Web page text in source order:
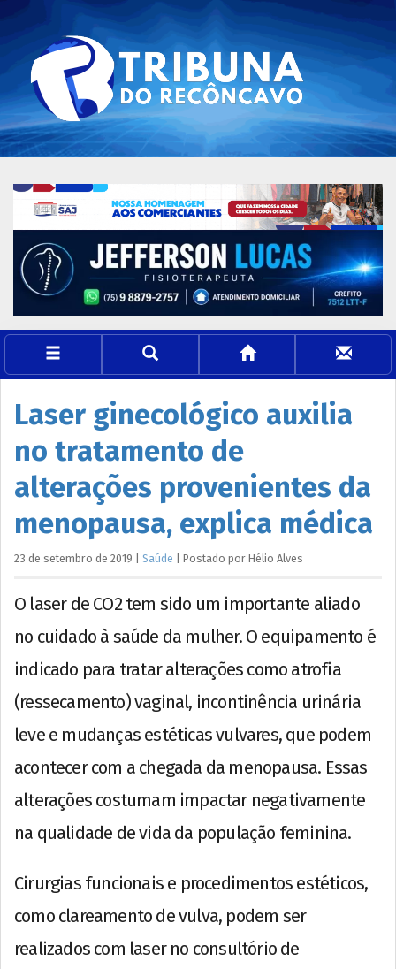
Laser ginecológico auxilia
no tratamento de
alterações provenientes da
menopausa, explica médica
23 de setembro de 2019 Saúde Postado por Hélio Alves
O laser de CO2 tem sido um importante aliado
no cuidado à saúde da mulher. O equipamento é
indicado para tratar alterações como atrofia
(ressecamento) vaginal, incontinência urinária
leve e mudanças estéticas vulvares, que podem
acontecer com a chegada da menopausa. Essas
alterações costumam impactar negativamente
na qualidade de vida da população feminina.
Cirurgias funcionais e procedimentos estéticos,
como clareamento de vulva, podem ser
realizados com laser no consultório de